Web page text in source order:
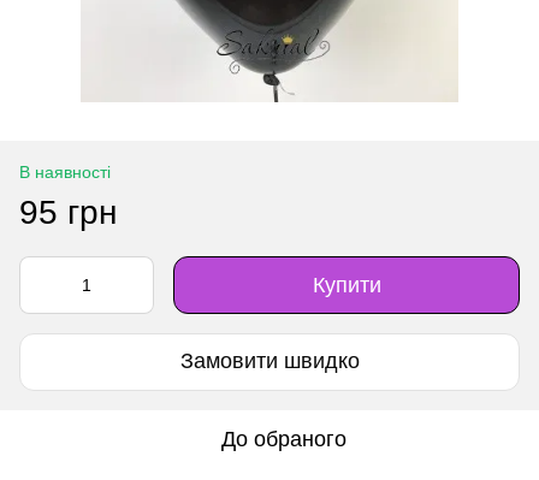
В наявності
95 грн
Купити
Замовити швидко
До обраного